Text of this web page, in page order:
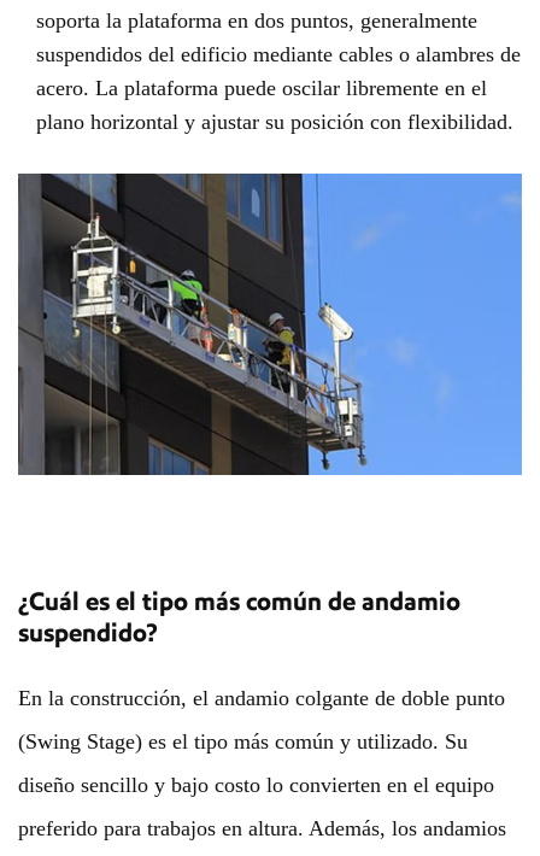
soporta la plataforma en dos puntos, generalmente
suspendidos del edificio mediante cables o alambres de
acero. La plataforma puede oscilar libremente en el
plano horizontal y ajustar su posición con flexibilidad.
¿Cuál es el tipo más común de andamio
suspendido?
En la construcción, el andamio colgante de doble punto
(Swing Stage) es el tipo más común y utilizado. Su
diseño sencillo y bajo costo lo convierten en el equipo
preferido para trabajos en altura. Además, los andamios